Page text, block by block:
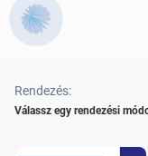
Rendezés:
Válassz egy rendezési